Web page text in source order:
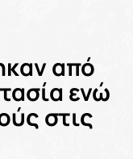
από
ενώ
στις